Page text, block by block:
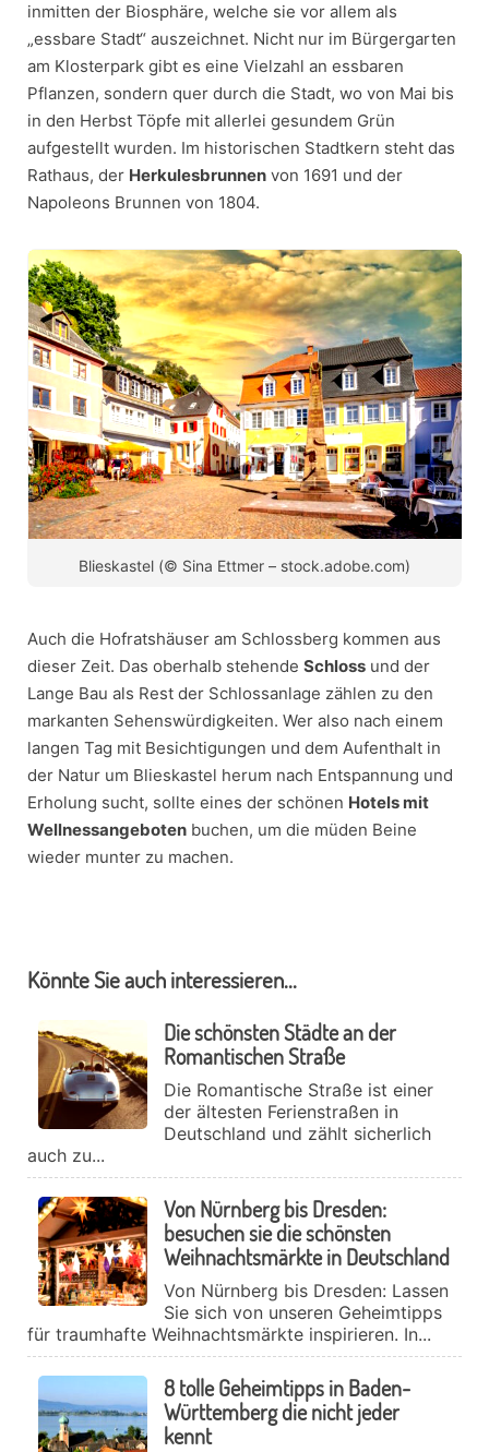
inmitten der Biosphäre, welche sie vor allem als
„essbare Stadt“ auszeichnet. Nicht nur im Bürgergarten
am Klosterpark gibt es eine Vielzahl an essbaren
Pflanzen, sondern quer durch die Stadt, wo von Mai bis
in den Herbst Töpfe mit allerlei gesundem Grün
aufgestellt wurden. Im historischen Stadtkern steht das
Rathaus, der Herkulesbrunnen von 1691 und der
Napoleons Brunnen von 1804.
Blieskastel (© Sina Ettmer – stock.adobe.com)
Auch die Hofratshäuser am Schlossberg kommen aus
dieser Zeit. Das oberhalb stehende Schloss und der
Lange Bau als Rest der Schlossanlage zählen zu den
markanten Sehenswürdigkeiten. Wer also nach einem
langen Tag mit Besichtigungen und dem Aufenthalt in
der Natur um Blieskastel herum nach Entspannung und
Erholung sucht, sollte eines der schönen Hotels mit
Wellnessangeboten buchen, um die müden Beine
wieder munter zu machen.
Könnte Sie auch interessieren...
Die schönsten Städte an der
Romantischen Straße
Die Romantische Straße ist einer
der ältesten Ferienstraßen in
Deutschland und zählt sicherlich
auch zu...
Von Nürnberg bis Dresden:
besuchen sie die schönsten
Weihnachtsmärkte in Deutschland
Von Nürnberg bis Dresden: Lassen
Sie sich von unseren Geheimtipps
für traumhafte Weihnachtsmärkte inspirieren. In...
8 tolle Geheimtipps in Baden-
Württemberg die nicht jeder
kennt